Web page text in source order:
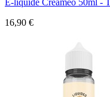
E-liquide Creameo 50ml -
16,90 €